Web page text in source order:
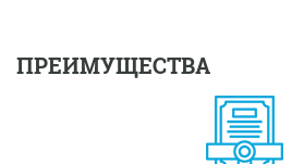
ПРЕИМУЩЕСТВА